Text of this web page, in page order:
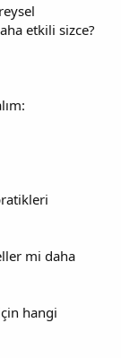
etkili sizce?
mi daha
hangi